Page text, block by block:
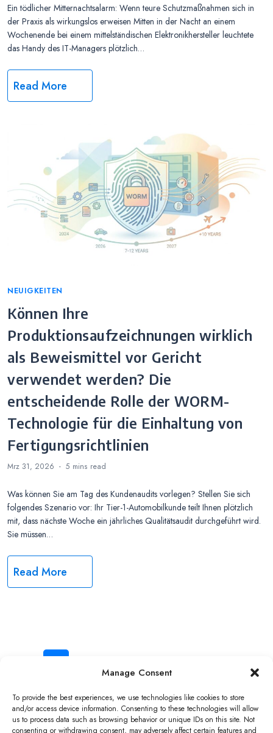
Manage Consent
To provide the best experiences, we use technologies like cookies to store
and/or access device information. Consenting to these technologies will allow
us to process data such as browsing behavior or unique IDs on this site. Not
consenting or withdrawing consent, may adversely affect certain features and
Ein tödlicher Mitternachtsalarm: Wenn teure Schutzmaßnahmen sich in
der Praxis als wirkungslos erweisen Mitten in der Nacht an einem
Wochenende bei einem mittelständischen Elektronikhersteller leuchtete
das Handy des IT-Managers plötzlich…
Read More
Categories
NEUIGKEITEN
Können Ihre
Produktionsaufzeichnungen wirklich
als Beweismittel vor Gericht
verwendet werden? Die
entscheidende Rolle der WORM-
Technologie für die Einhaltung von
Fertigungsrichtlinien
Mrz 31, 2026 5 mins read
Was können Sie am Tag des Kundenaudits vorlegen? Stellen Sie sich
folgendes Szenario vor: Ihr Tier-1-Automobilkunde teilt Ihnen plötzlich
mit, dass nächste Woche ein jährliches Qualitätsaudit durchgeführt wird.
Sie müssen…
Read More
Beitrags-
Navigation
1